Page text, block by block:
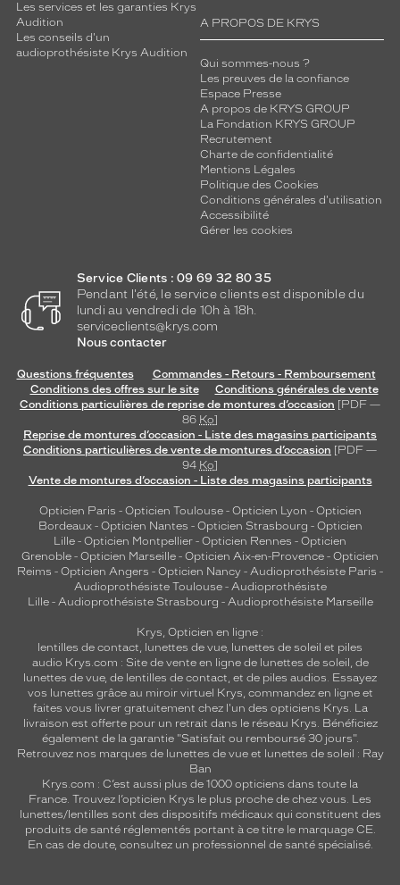
Les services et les garanties Krys
Audition
Les conseils d'un
audioprothésiste Krys Audition
A PROPOS DE KRYS
Qui sommes-nous ?
Les preuves de la confiance
Espace Presse
A propos de KRYS GROUP
La Fondation KRYS GROUP
Recrutement
Charte de confidentialité
Mentions Légales
Politique des Cookies
Conditions générales d'utilisation
Accessibilité
Gérer les cookies
Service Clients : 09 69 32 80 35
Pendant l'été, le service clients est disponible du
lundi au vendredi de 10h à 18h.
serviceclients@krys.com
Nous contacter
Questions fréquentes
Commandes - Retours - Remboursement
Conditions des offres sur le site
Conditions générales de vente
Conditions particulières de reprise de montures d’occasion [PDF —
86 Ko]
Reprise de montures d’occasion - Liste des magasins participants
Conditions particulières de vente de montures d’occasion [PDF —
94 Ko]
Vente de montures d’occasion - Liste des magasins participants
Opticien Paris - Opticien Toulouse- Opticien Lyon - Opticien
Bordeaux- Opticien Nantes - Opticien Strasbourg - Opticien
Lille - Opticien Montpellier - Opticien Rennes - Opticien
Grenoble - Opticien Marseille - Opticien Aix-en-Provence - Opticien
Reims - Opticien Angers - Opticien Nancy - Audioprothésiste Paris -
Audioprothésiste Toulouse- Audioprothésiste
Lille- Audioprothésiste Strasbourg - Audioprothésiste Marseille
Krys, Opticien en ligne :
lentilles de contact, lunettes de vue, lunettes de soleil et piles
audio Krys.com : Site de vente en ligne de lunettes de soleil, de
lunettes de vue, de lentilles de contact, et de piles audios. Essayez
vos lunettes grâce au miroir virtuel Krys, commandez en ligne et
faites vous livrer gratuitement chez l'un des opticiens Krys. La
livraison est offerte pour un retrait dans le réseau Krys. Bénéficiez
également de la garantie "Satisfait ou remboursé 30 jours".
Retrouvez nos marques de lunettes de vue et lunettes de soleil : Ray
Ban
Krys.com : C’est aussi plus de 1000 opticiens dans toute la
France. Trouvez l’opticien Krys le plus proche de chez vous. Les
lunettes/lentilles sont des dispositifs médicaux qui constituent des
produits de santé réglementés portant à ce titre le marquage CE.
En cas de doute, consultez un professionnel de santé spécialisé.